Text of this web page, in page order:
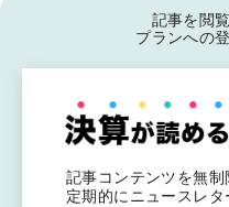
記事を閲
プランへの
記事コンテンツを無
定期的にニュースレ